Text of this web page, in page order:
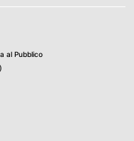
al Pubblico